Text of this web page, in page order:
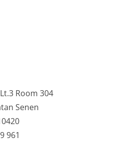
Room 304
Senen
961